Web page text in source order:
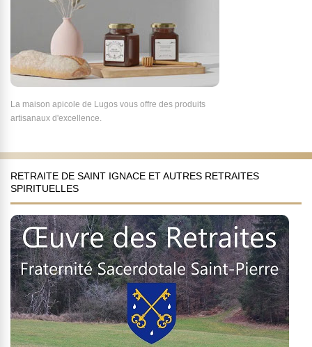
La maison apicole de Lugos vous offre des produits
artisanaux d'excellence.
RETRAITE DE SAINT IGNACE ET AUTRES RETRAITES
SPIRITUELLES